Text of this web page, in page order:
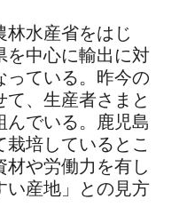
水産省をはじ
を中心に輸出に対
っている。昨今の
、生産者さまと
んでいる。鹿児島
培しているとこ
材や労働力を有し
い産地」との見方